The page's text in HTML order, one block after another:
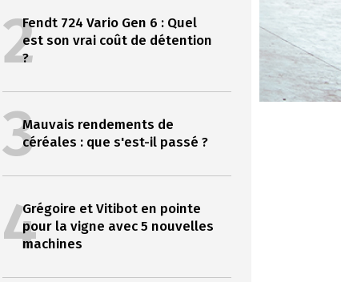
2Fendt 724 Vario Gen 6 : Quel
est son vrai coût de détention
?
3Mauvais rendements de
céréales : que s'est-il passé ?
4Grégoire et Vitibot en pointe
pour la vigne avec 5 nouvelles
machines